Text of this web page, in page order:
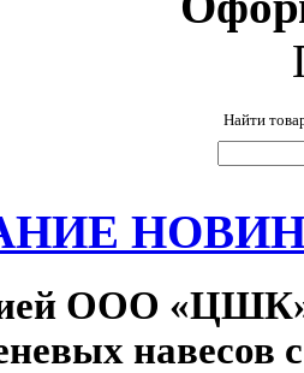
Найти
ООО «ЦШК»
навесов